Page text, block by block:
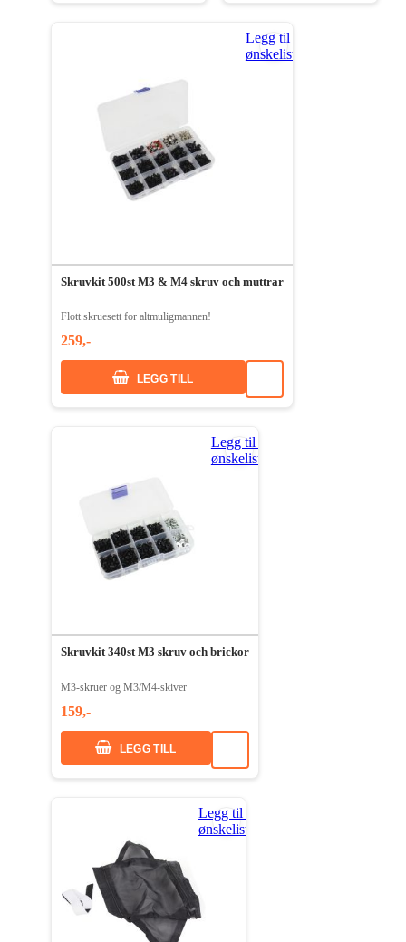
Legg til i
ønskeliste
Skruvkit 500st M3 & M4 skruv och muttrar
Flott skruesett for altmuligmannen!
259,-
LEGG TILL
Legg til i
ønskeliste
Skruvkit 340st M3 skruv och brickor
M3-skruer og M3/M4-skiver
159,-
LEGG TILL
Legg til i
ønskeliste